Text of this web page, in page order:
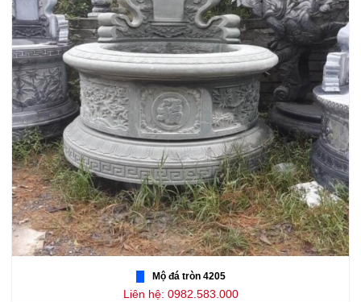
Mộ đá tròn 4205
Liên hệ: 0982.583.000